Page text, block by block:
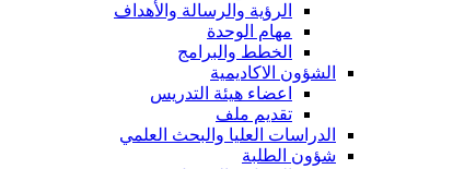
الرؤية والرسالة والأهداف
مهام الوحدة
الخطط والبرامج
الشؤون الاكاديمية
اعضاء هيئة التدريس
تقديم ملف
الدراسات العليا والبحث العلمي
شؤون الطلبة